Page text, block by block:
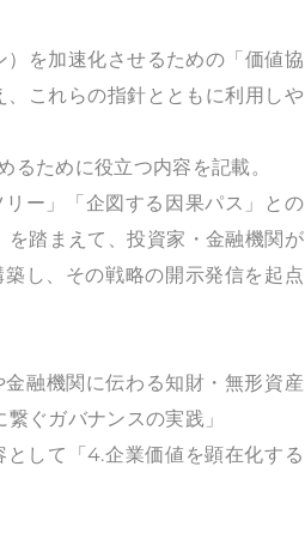
を加速化させるための「価値協
これらの指針とともに利用しや
ために役立つ内容を記載。
ー」「企図する因果パス」との
踏まえて、投資家・金融機関が
し、その戦略の開示発信を起点
融機関に伝わる知財・無形資産
ぐガバナンスの実践」
して「4.企業価値を顕在化する